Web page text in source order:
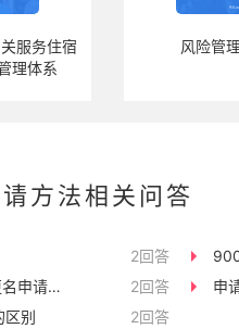
服务住宿
理体系
风险管
方法相关问答
2回答
申请该
2回答
别
2回答
申